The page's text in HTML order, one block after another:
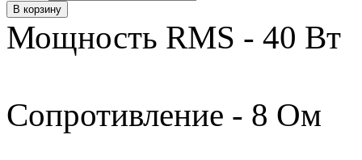
Мощность RMS - 40 Вт
Сопротивление - 8 Ом